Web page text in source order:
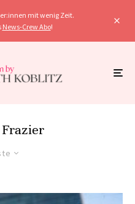
mit wenig Zeit.
News-Crew Abo!
Frazier